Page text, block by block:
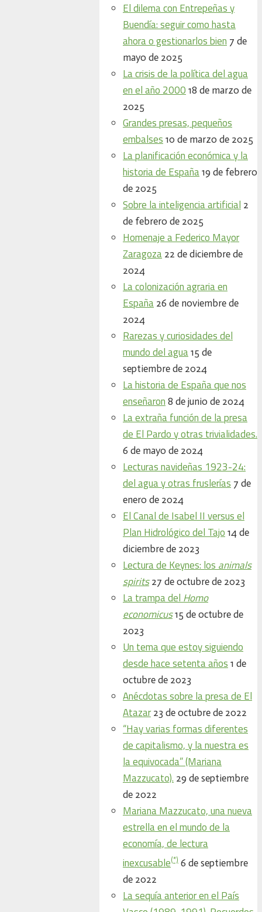
El dilema con Entrepeñas y
Buendía: seguir como hasta
ahora o gestionarlos bien 7 de
mayo de 2025
La crisis de la política del agua
en el año 2000 18 de marzo de
2025
Grandes presas, pequeños
embalses 10 de marzo de 2025
La planificación económica y la
historia de España 19 de febrero
de 2025
Sobre la inteligencia artificial 2
de febrero de 2025
Homenaje a Federico Mayor
Zaragoza 22 de diciembre de
2024
La colonización agraria en
España 26 de noviembre de
2024
Rarezas y curiosidades del
mundo del agua 15 de
septiembre de 2024
La historia de España que nos
enseñaron 8 de junio de 2024
La extraña función de la presa
de El Pardo y otras trivialidades.
6 de mayo de 2024
Lecturas navideñas 1923-24:
del agua y otras fruslerías 7 de
enero de 2024
El Canal de Isabel II versus el
Plan Hidrológico del Tajo 14 de
diciembre de 2023
Lectura de Keynes: los animals
spirits 27 de octubre de 2023
La trampa del Homo
economicus 15 de octubre de
2023
Un tema que estoy siguiendo
desde hace setenta años 1 de
octubre de 2023
Anécdotas sobre la presa de El
Atazar 23 de octubre de 2022
“Hay varias formas diferentes
de capitalismo, y la nuestra es
la equivocada” (Mariana
Mazzucato). 29 de septiembre
de 2022
Mariana Mazzucato, una nueva
estrella en el mundo de la
economía, de lectura
inexcusable(*) 6 de septiembre
de 2022
La sequía anterior en el País